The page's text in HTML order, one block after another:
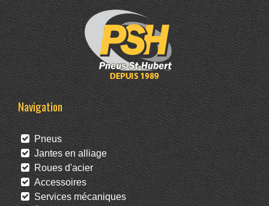
Navigation
Pneus
Jantes en alliage
Roues d'acier
Accessoires
Services mécaniques